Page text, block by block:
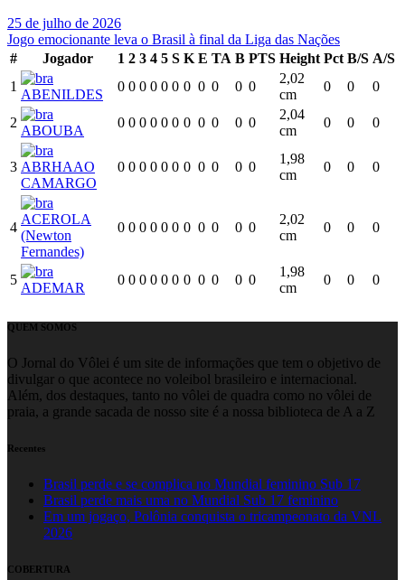
25 de julho de 2026
Jogo emocionante leva o Brasil à final da Liga das Nações
#
Jogador 1 2 3 4 5 S K E TA B PTS Height Pct B/S A/S
1
ABENILDES
0 0 0 0 0 0 0 0 0 0 0
2,02
cm
0 0 0
2
ABOUBA
0 0 0 0 0 0 0 0 0 0 0
2,04
cm
0 0 0
3 ABRHAAO
CAMARGO
0 0 0 0 0 0 0 0 0 0 0
1,98
cm
0 0 0
4
ACEROLA
(Newton
Fernandes)
0 0 0 0 0 0 0 0 0 0 0
2,02
cm
0 0 0
5
ADEMAR
0 0 0 0 0 0 0 0 0 0 0
1,98
cm
0 0 0
QUEM SOMOS
O Jornal do Vôlei é um site de informações que tem o objetivo de
divulgar o que acontece no voleibol brasileiro e internacional.
Além, dos destaques, tanto no vôlei de quadra como no vôlei de
praia, a grande sacada de nosso site é a nossa biblioteca de A a Z
Recentes
Brasil perde e se complica no Mundial feminino Sub 17
Brasil perde mais uma no Mundial Sub 17 feminino
Em um jogaço, Polônia conquista o tricampeonato da VNL
2026
COBERTURA